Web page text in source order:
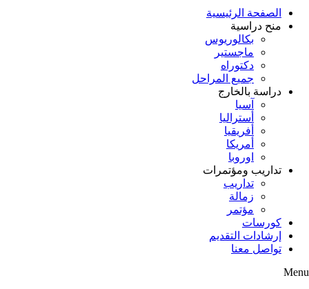
الصفحة الرئيسية
منح دراسية
بكالوريوس
ماجستير
دكتوراه
جميع المراحل
دراسة بالخارج
آسيا
أستراليا
أفريقيا
أمريكا
اوروبا
تداريب ومؤتمرات
تداريب
زمالة
مؤتمر
كورسات
إرشادات التقديم
تواصل معنا
Menu